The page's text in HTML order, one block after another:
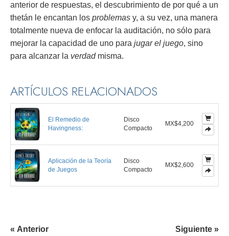
anterior de respuestas, el descubrimiento de por qué a un
thetán le encantan los problemas y, a su vez, una manera
totalmente nueva de enfocar la auditación, no sólo para
mejorar la capacidad de uno para jugar el juego, sino
para alcanzar la verdadmisma.
ARTÍCULOS RELACIONADOS
El Remedio de
Havingness:
Disco
Compacto
MX$4,200
Aplicación de la Teoría
de Juegos
Disco
Compacto
MX$2,600
« Anterior Siguiente »